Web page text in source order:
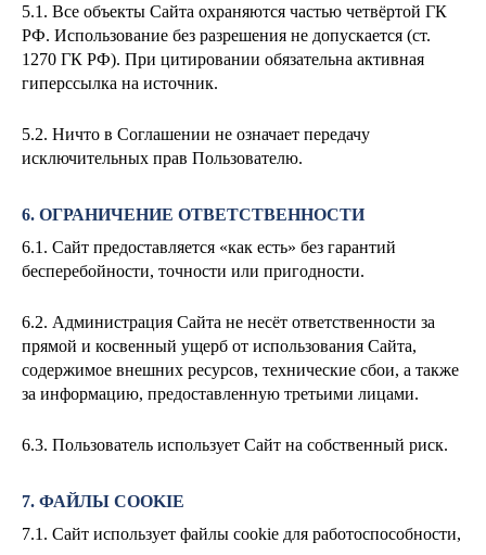
5.1. Все объекты Сайта охраняются частью четвёртой ГК
РФ. Использование без разрешения не допускается (ст.
1270 ГК РФ). При цитировании обязательна активная
гиперссылка на источник.
5.2. Ничто в Соглашении не означает передачу
исключительных прав Пользователю.
6. ОГРАНИЧЕНИЕ ОТВЕТСТВЕННОСТИ
6.1. Сайт предоставляется «как есть» без гарантий
бесперебойности, точности или пригодности.
6.2. Администрация Сайта не несёт ответственности за
прямой и косвенный ущерб от использования Сайта,
содержимое внешних ресурсов, технические сбои, а также
за информацию, предоставленную третьими лицами.
6.3. Пользователь использует Сайт на собственный риск.
7. ФАЙЛЫ COOKIE
7.1. Сайт использует файлы cookie для работоспособности,